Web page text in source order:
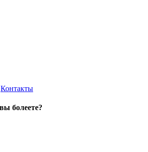
Контакты
болеете?